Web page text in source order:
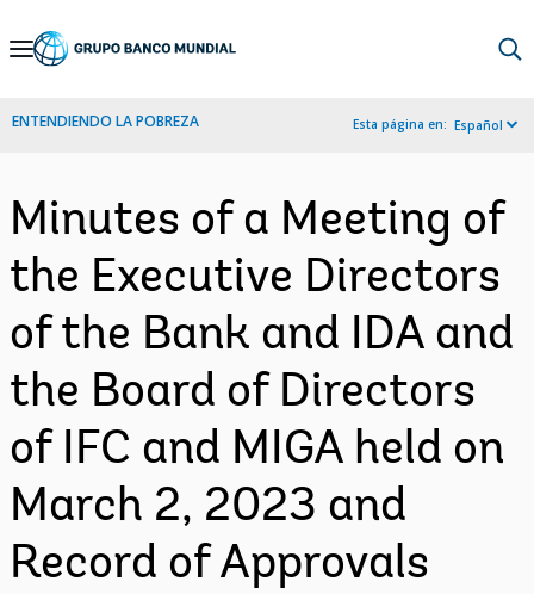
Skip
Navigation
ENTENDIENDO LA POBREZA Esta página en: Español
Minutes of a Meeting of
the Executive Directors
of the Bank and IDA and
the Board of Directors
of IFC and MIGA held on
March 2, 2023 and
Record of Approvals